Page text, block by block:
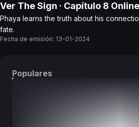
Ver The Sign · Capítulo 8 Online
Phaya learns the truth about his
fate.
Fecha de emisión: 13-01-2024
Populares